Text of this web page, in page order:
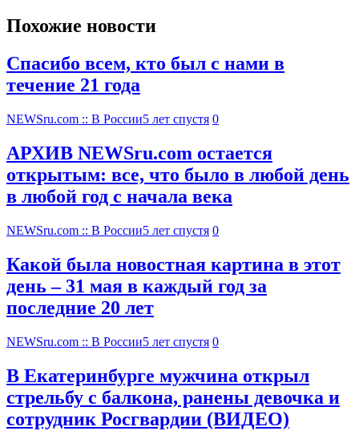
Похожие новости
Спасибо всем, кто был с нами в
течение 21 года
NEWSru.com :: В России5 лет спустя 0
АРХИВ NEWSru.com остается
открытым: все, что было в любой день
в любой год с начала века
NEWSru.com :: В России5 лет спустя 0
Какой была новостная картина в этот
день – 31 мая в каждый год за
последние 20 лет
NEWSru.com :: В России5 лет спустя 0
В Екатеринбурге мужчина открыл
стрельбу с балкона, ранены девочка и
сотрудник Росгвардии (ВИДЕО)